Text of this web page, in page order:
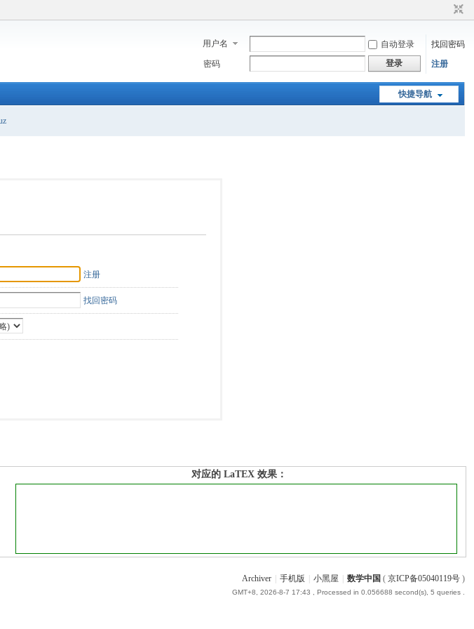
用户名 自动登录
找回密码
密码
登录 注册
快捷导航
注册
找回密码
对应的 LaTEX 效果：
Archiver 手机版 小黑屋 数学中国 ( 京ICP备05040119号)
GMT+8, 2026-8-7 17:43 , Processed in 0.056688 second(s), 5 queries .